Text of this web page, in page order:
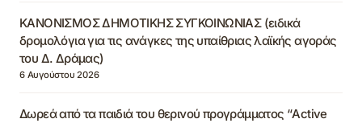
ΚΑΝΟΝΙΣΜΟΣ ΔΗΜΟΤΙΚΗΣ ΣΥΓΚΟΙΝΩΝΙΑΣ (ειδικά
δρομολόγια για τις ανάγκες της υπαίθριας λαϊκής αγοράς
του Δ. Δράμας)
6 Αυγούστου 2026
Δωρεά από τα παιδιά του θερινού προγράμματος “Active